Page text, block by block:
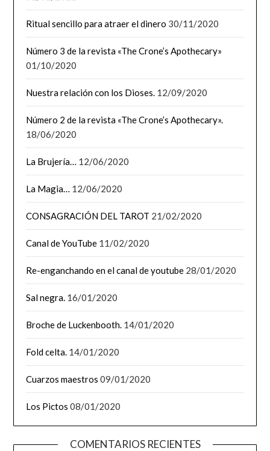
Ritual sencillo para atraer el dinero 30/11/2020
Número 3 de la revista «The Crone’s Apothecary»
01/10/2020
Nuestra relación con los Dioses. 12/09/2020
Número 2 de la revista «The Crone’s Apothecary».
18/06/2020
La Brujería… 12/06/2020
La Magia… 12/06/2020
CONSAGRACIÓN DEL TAROT 21/02/2020
Canal de YouTube 11/02/2020
Re-enganchando en el canal de youtube 28/01/2020
Sal negra. 16/01/2020
Broche de Luckenbooth. 14/01/2020
Fold celta. 14/01/2020
Cuarzos maestros 09/01/2020
Los Pictos 08/01/2020
COMENTARIOS RECIENTES